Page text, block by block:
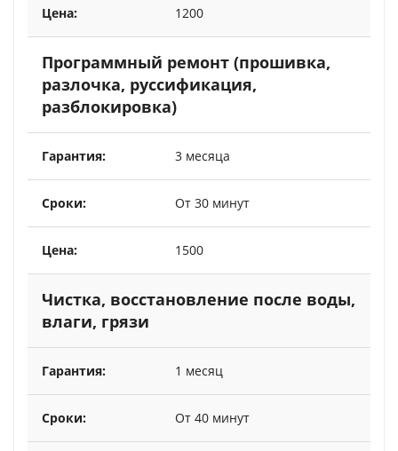
1200
Программный ремонт (прошивка,
разлочка, руссификация,
разблокировка)
3 месяца
От 30 минут
1500
Чистка, восстановление после воды,
влаги, грязи
1 месяц
От 40 минут